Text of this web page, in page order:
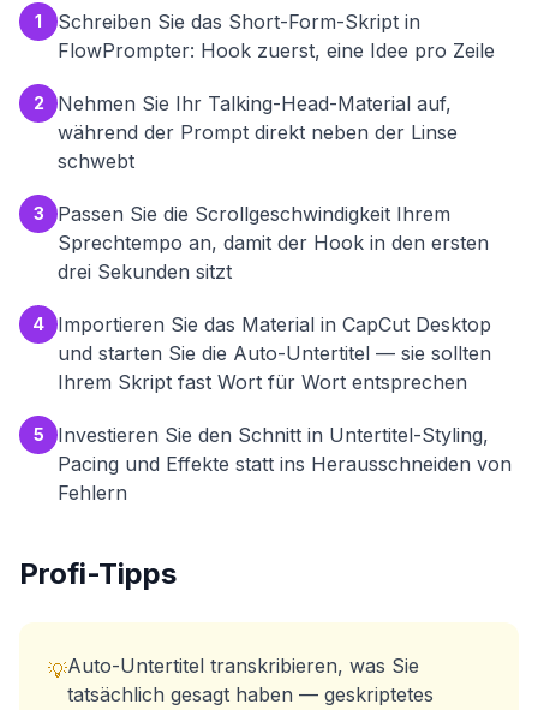
1
Schreiben Sie das Short-Form-Skript in
FlowPrompter: Hook zuerst, eine Idee pro Zeile
2
Nehmen Sie Ihr Talking-Head-Material auf,
während der Prompt direkt neben der Linse
schwebt
3
Passen Sie die Scrollgeschwindigkeit Ihrem
Sprechtempo an, damit der Hook in den ersten
drei Sekunden sitzt
4
Importieren Sie das Material in CapCut Desktop
und starten Sie die Auto-Untertitel — sie sollten
Ihrem Skript fast Wort für Wort entsprechen
5
Investieren Sie den Schnitt in Untertitel-Styling,
Pacing und Effekte statt ins Herausschneiden von
Fehlern
Profi-Tipps
💡Auto-Untertitel transkribieren, was Sie
tatsächlich gesagt haben — geskriptetes